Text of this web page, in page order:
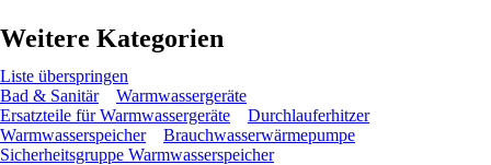
Weitere Kategorien
Liste überspringen
Bad & Sanitär
Warmwassergeräte
Ersatzteile für Warmwassergeräte
Durchlauferhitzer
Warmwasserspeicher
Brauchwasserwärmepumpe
Sicherheitsgruppe Warmwasserspeicher